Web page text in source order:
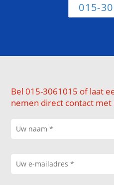
015-
Bel 015-3061015 of laat
nemen direct contact met